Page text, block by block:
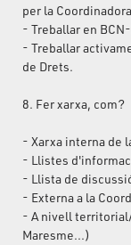
per la
- Treballar en
- Treballar
de Drets.
8. Fer xarxa, com?
- Xarxa interna de
- Llistes
- Llista de
- Externa a la
- A nivell
Maresme...)